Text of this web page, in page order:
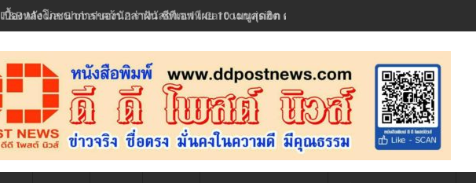
เบื้องหลังโภชนาการของนักล่าฝัน ซีพีเอฟ เผย 10 เมนูสุดฮิต ตลอดเส้นทางการแข่งขัน True AF 2026 :